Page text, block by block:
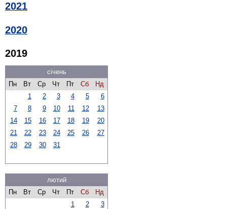
2021
2020
2019
січень
Пн
Вт Ср Чт Пт Сб
Нд
1
2 3 4 5
6
7
8 9 10 11 12
13
14
15 16 17 18 19
20
21
22 23 24 25 26
27
28
29 30 31
лютий
Пн
Вт Ср Чт Пт Сб
Нд
1
2
3